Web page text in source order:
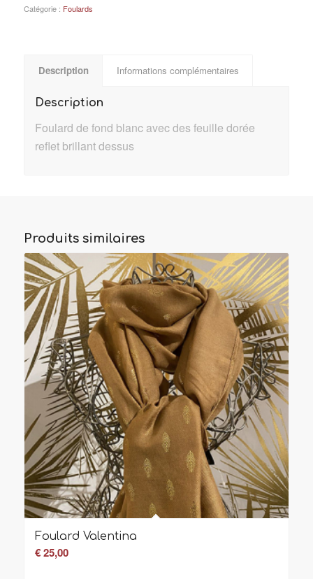
Catégorie : Foulards
Description Informations complémentaires
Description
Foulard de fond blanc avec des feuille dorée
reflet brillant dessus
Produits similaires
Foulard Valentina
€25,00